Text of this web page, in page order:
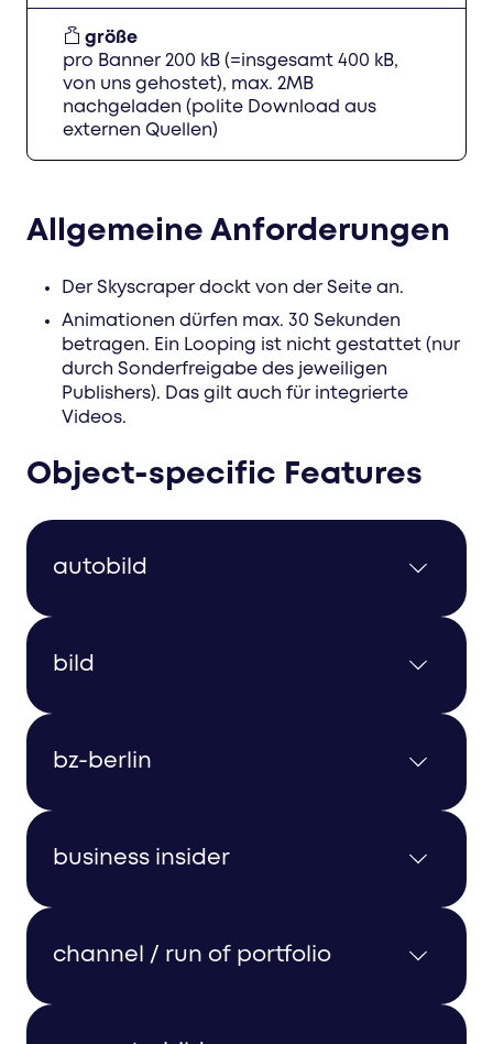
größe
pro Banner 200 kB (=insgesamt 400 kB,
von uns gehostet), max. 2MB
nachgeladen (polite Download aus
externen Quellen)
Allgemeine Anforderungen
Der Skyscraper dockt von der Seite an.
Animationen dürfen max. 30 Sekunden
betragen. Ein Looping ist nicht gestattet (nur
durch Sonderfreigabe des jeweiligen
Publishers). Das gilt auch für integrierte
Videos.
Object-specific Features
autobild
1020 x 90 px / 210 x 690 px
bild
Min. 728 x 90 px / 120 x 600 px | Max. 1024 x 120
bz-berlin
1024 x 90 px / 200 x 742 px
business insider
1230 x 90 px / 200 x 800 px
channel / run of portfolio